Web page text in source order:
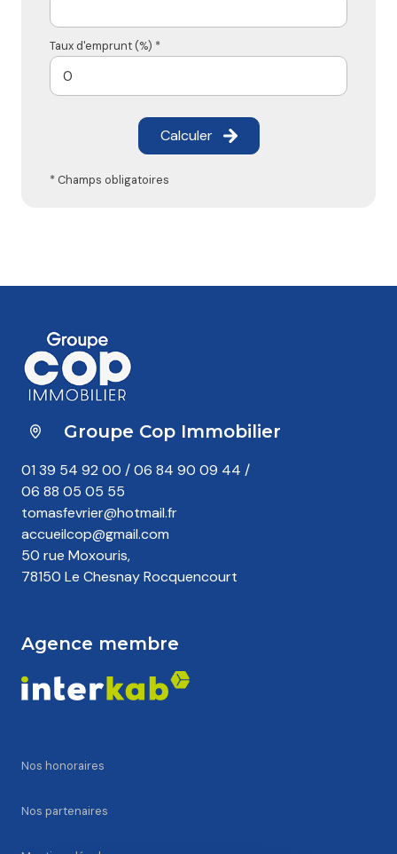
Taux d'emprunt (%) *
Calculer
* Champs obligatoires
Groupe Cop Immobilier
01 39 54 92 00 /06 84 90 09 44 /
06 88 05 05 55
tomasfevrier@hotmail.fr
accueilcop@gmail.com
50 rue Moxouris,
78150 Le Chesnay Rocquencourt
Agence membre
Nos honoraires
Nos partenaires